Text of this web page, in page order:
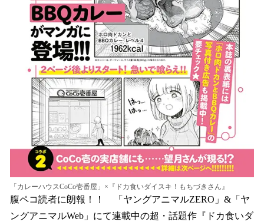
「カレーハウスCoCo壱番屋」×『ドカ食いダイスキ！もちづきさん』
腹ペコ読者に朗報！！ 「ヤングアニマルZERO」&「ヤ
ングアニマルWeb」にて連載中の超・話題作『ドカ食いダ